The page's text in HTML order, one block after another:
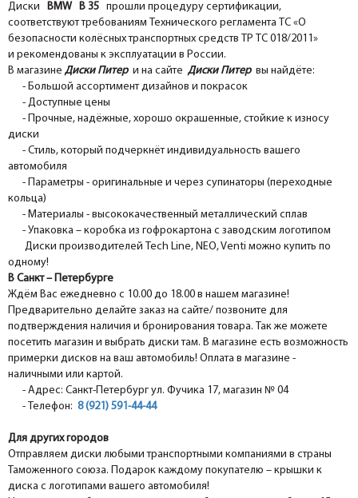
Диски BMW B 35 прошли процедуру сертификации,
соответствуют требованиям Технического регламента ТС «О
безопасности колёсных транспортных средств ТР ТС 018/2011»
и рекомендованы к эксплуатации в России.
В магазине Диски Питер и на сайте Диски Питер вы найдёте:
- Большой ассортимент дизайнов и покрасок
- Доступные цены
- Прочные, надёжные, хорошо окрашенные, стойкие к износу
диски
- Стиль, который подчеркнёт индивидуальность вашего
автомобиля
- Параметры - оригинальные и через супинаторы (переходные
кольца)
- Материалы - высококачественный металлический сплав
- Упаковка – коробка из гофрокартона с заводским логотипом
Диски производителей Tech Line, NEO, Venti можно купить по
одному!
В Санкт – Петербурге
Ждём Вас ежедневно с 10.00 до 18.00 в нашем магазине!
Предварительно делайте заказ на сайте/ позвоните для
подтверждения наличия и бронирования товара. Так же можете
посетить магазин и выбрать диски там. В магазине есть возможность
примерки дисков на ваш автомобиль! Оплата в магазине -
наличными или картой.
- Адрес: Санкт-Петербург ул. Фучика 17, магазин № 04
- Телефон: 8 (921) 591-44-44
Для других городов
Отправляем диски любыми транспортными компаниями в страны
Таможенного союза. Подарок каждому покупателю – крышки к
диска с логотипами вашего автомобиля!